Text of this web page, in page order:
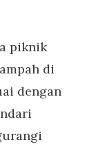
piknik
di
dengan